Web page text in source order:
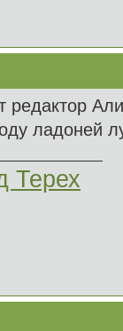
редактор
ладоней
Терех